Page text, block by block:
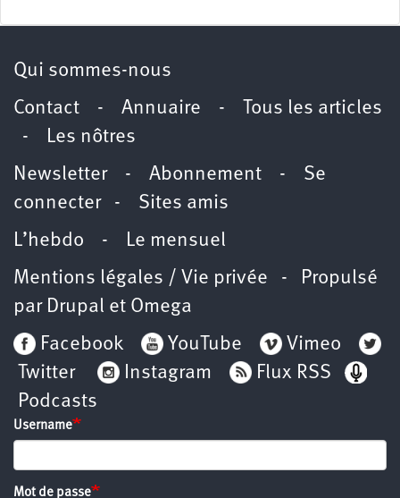
Qui sommes-nous
Contact - Annuaire - Tous les articles
-
Les nôtres
Newsletter- Abonnement - Se
connecter- Sites amis
L’hebdo -
Le mensuel
Mentions légales / Vie privée - Propulsé
par Drupal et Omega
Facebook
YouTube
Vimeo
Twitter
Instagram
Flux RSS
Podcasts
Username
Mot de passe